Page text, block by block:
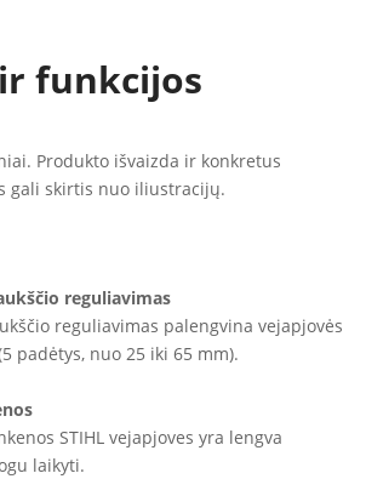
funkcijos
Produkto išvaizda ir konkretus
gali skirtis nuo iliustracijų.
reguliavimas
reguliavimas palengvina vejapjovės
padėtys, nuo 25 iki 65 mm).
STIHL vejapjoves yra lengva
laikyti.